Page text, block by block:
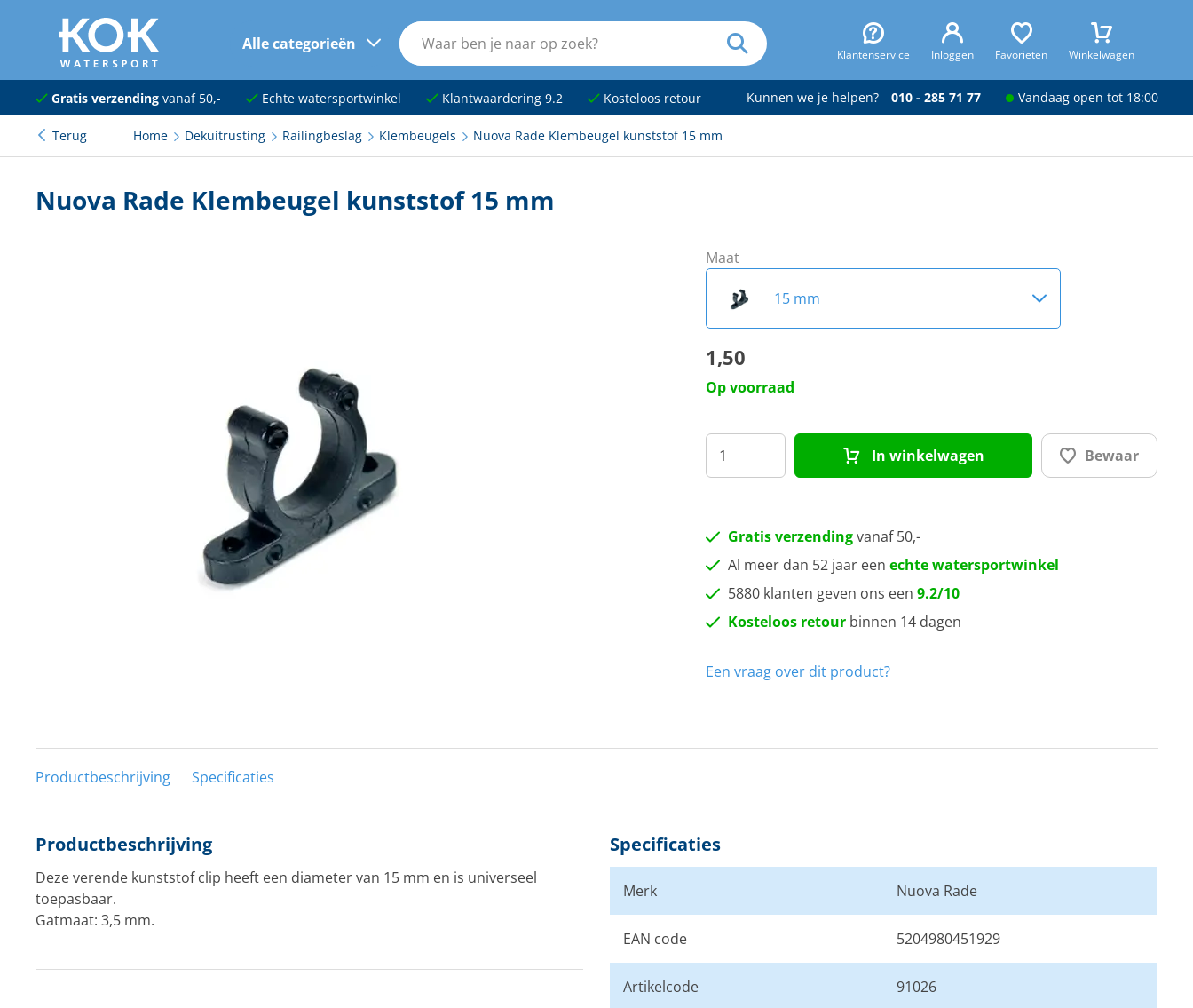
naar hoofdinhoud
Alle categorieën
Klantenservice Inloggen Favorieten Winkelwagen
Navigatie
Dekuitrusting
Tuigage en dekbeslag
Boten, toebehoren en fun
Meubels en lifestyle
Gratis verzendingvanaf 50,- Echte watersportwinkel Klantwaardering 9.2 Kosteloos retour Kunnen we je helpen? 010 - 285 71 77 Vandaag open tot 18:00
Terug Home Dekuitrusting Railingbeslag Klembeugels Nuova Rade Klembeugel kunststof 15 mm
Nuova Rade Klembeugel kunststof 15 mm
Maat
15 mm
45 mm
1,50
Op voorraad
In winkelwagen Bewaar
Gratis verzendingvanaf 50,-
Al meer dan 52 jaar een echte watersportwinkel
5880 klanten geven ons een 9.2/10
Kosteloos retourbinnen 14 dagen
Een vraag over dit product?
Productbeschrijving Specificaties
Productbeschrijving
Deze verende kunststof clip heeft een diameter van 15 mm en is universeel
toepasbaar.
Gatmaat: 3,5 mm.
Specificaties
Merk Nuova Rade
EAN code 5204980451929
Artikelcode 91026